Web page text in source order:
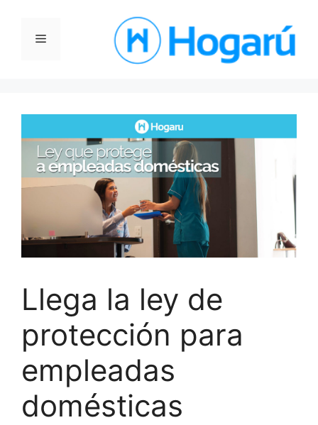
contenidoMenú
Llega la ley de
protección para
empleadas
domésticas